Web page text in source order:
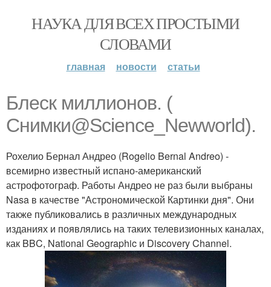
НАУКА ДЛЯ ВСЕХ ПРОСТЫМИ
СЛОВАМИ
главная новости статьи
Блеск миллионов. (
Снимки@Science_Newworld).
Рохелио Бернал Андрео (Rogelio Bernal Andreo) -
всемирно известный испано-американский
астрофотограф. Работы Андрео не раз были выбраны
Nasa в качестве "Астрономической Картинки дня". Они
также публиковались в различных международных
изданиях и появлялись на таких телевизионных каналах,
как BBC, National Geographic и Discovery Channel.